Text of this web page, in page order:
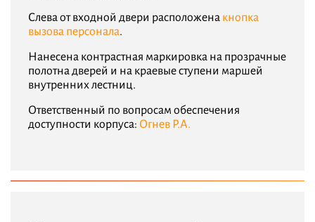
Слева от входной двери расположена кнопка
вызова персонала.
Нанесена контрастная маркировка на прозрачные
полотна дверей и на краевые ступени маршей
внутренних лестниц.
Ответственный по вопросам обеспечения
доступности корпуса: Огнев Р.А.